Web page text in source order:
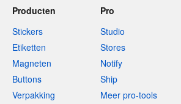
Producten
Stickers
Etiketten
Magneten
Buttons
Verpakking
Pro
Studio
Stores
Notify
Ship
Meer pro-tools